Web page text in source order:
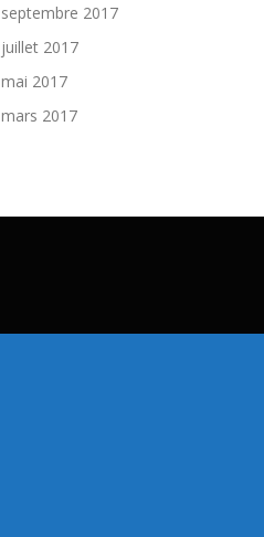
septembre 2017
juillet 2017
mai 2017
mars 2017